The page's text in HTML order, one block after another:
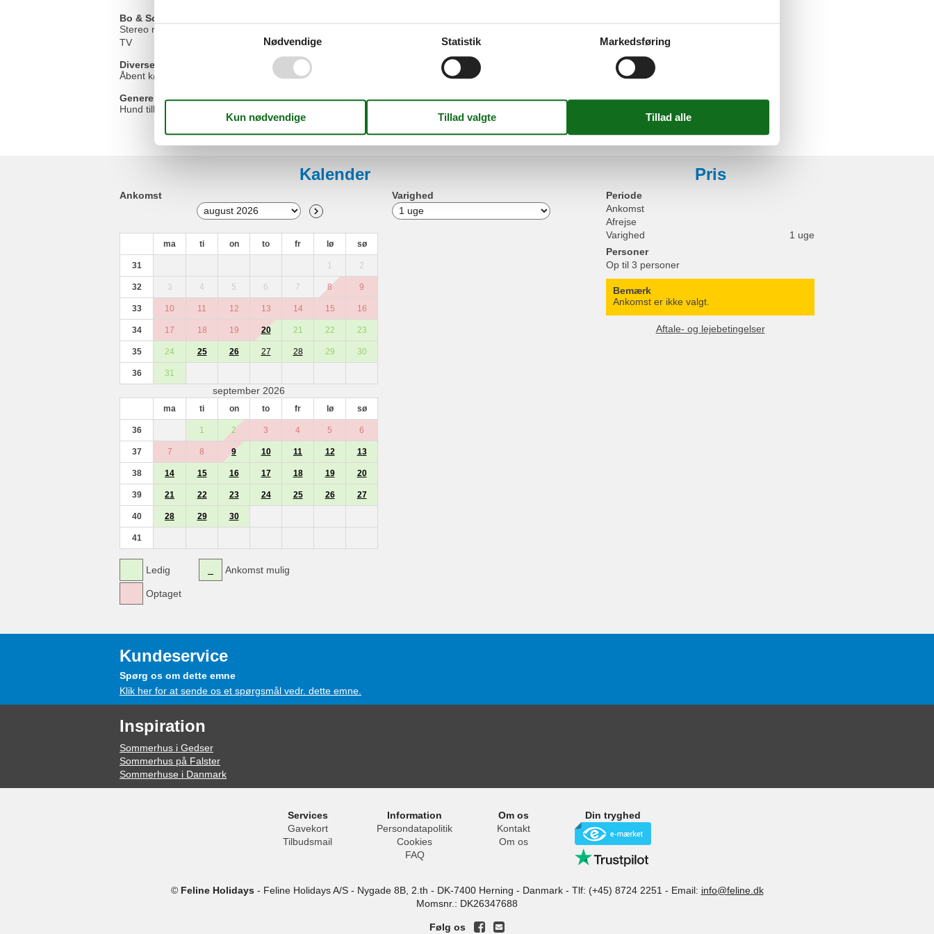
Bo & Sove
Stereo med CD
TV
Diverse
Åbent køkken
Generel
Hund tilladt
Køleskab
Stue/soveplads
Sofa seng
Udendørs
Balkon / Loggia
Parkeringsplads
Kalender
Ankomst
ma ti on to fr lø sø
31 1 2
32 3 4 5 6 7 8 9
33 10 11 12 13 14 15 16
34 17 18 19 20 21 22 23
35 24 25 26 27 28 29 30
36 31
september 2026
ma ti on to fr lø sø
36 1 2 3 4 5 6
37 7 8 9 10 11 12 13
38 14 15 16 17 18 19 20
39 21 22 23 24 25 26 27
40 28 29 30
41
Ledig
Optaget
Ankomst mulig
Varighed
Pris
Periode
Ankomst
Afrejse
Varighed
1 uge
Personer
Op til 3 personer
Bemærk
Ankomst er ikke valgt.
Aftale- og lejebetingelser
Kundeservice
Spørg os om dette emne
Klik her for at sende os et spørgsmål vedr. dette emne.
Inspiration
Sommerhus i Gedser
Sommerhus på Falster
Sommerhuse i Danmark
Services
Gavekort
Tilbudsmail
Information
Persondatapolitik
Cookies
FAQ
Om os
Kontakt
Om os
Din tryghed
© Feline Holidays- Feline Holidays A/S- Nygade 8B, 2.th - DK-7400 Herning - Danmark - Tlf: (+45) 8724 2251 - Email: info@feline.dk
Momsnr.: DK26347688
Følg os
Nødvendige Statistik Markedsføring